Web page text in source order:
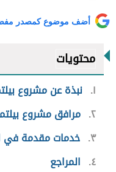
أضف موضوع كمصدر
محتويات
١ نبذة عن مشروع
٢ مرافق مشروع
٣ خدمات مقدمة في
٤
المراجع